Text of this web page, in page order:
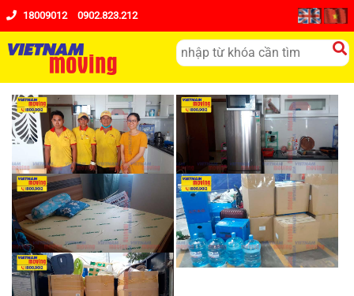
18009012 0902.823.212